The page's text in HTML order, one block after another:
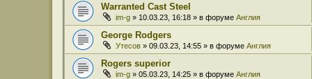
Warranted Cast Steel
im-g » 10.03.23, 16:18 » в форуме Англия
George Rodgers
Утесов » 09.03.23, 14:55 » в форуме Англия
Rogers superior
im-g » 05.03.23, 14:25 » в форуме Англия